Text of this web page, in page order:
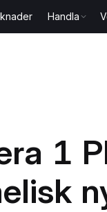
Handla
1